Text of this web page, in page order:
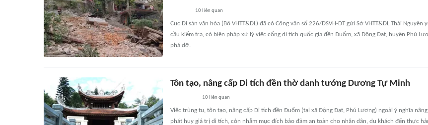
10 liên quan
Cục Di sản văn hóa (Bộ VHTT&DL) đã có Công văn số 226/DSVH-DT gửi Sở VHTT&DL Thái Nguyên
cầu kiểm tra, có biện pháp xử lý việc cổng di tích quốc gia đền Đuổm, xã Động Đạt, huyện Phú
phá dỡ.
Tôn tạo, nâng cấp Di tích đền thờ danh tướng Dương Tự Minh
10liên quan
Việc trùng tu, tôn tạo, nâng cấp Di tích đền Đuổm (tại xã Động Đạt, Phú Lương) ngoài ý nghĩa
phát huy giá trị di tích, còn nhằm mục đích bảo đảm an toàn cho nhân dân, du khách đến thực